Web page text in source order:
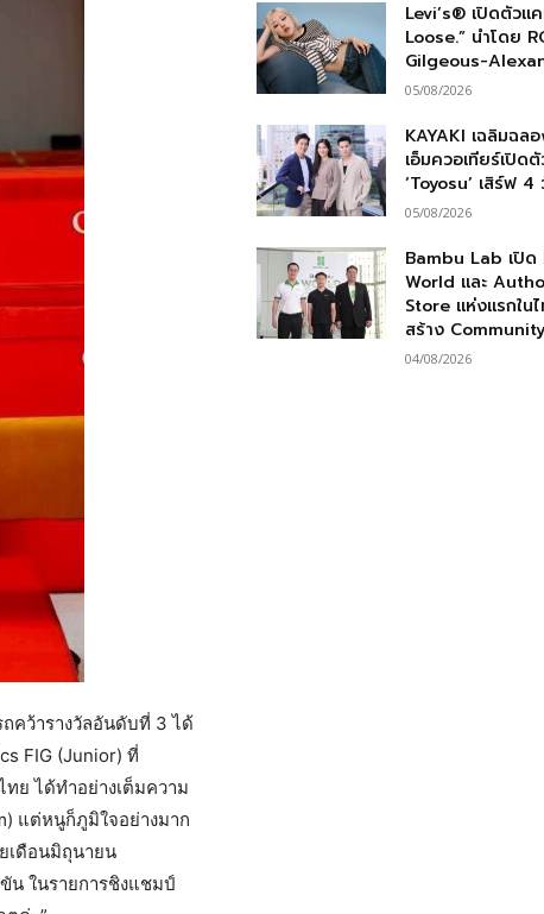
คว้ารางวัลอันดับที่ 3 ได้
FIG (Junior) ที่
ทย ได้ทำอย่างเต็มความ
แต่หนูก็ภูมิใจอย่างมาก
เดือนมิถุนายน
น ในรายการชิงแชมป์
Levi’s® เปิดตัว
Loose.” นำโดย
Gilgeous-
05/08/2026
KAYAKI เฉลิมฉล
เอ็มควอเทียร์เปิดตั
‘Toyosu’ เสิร์ฟ
05/08/2026
Bambu Lab เปิด
World และ
Store แห่งแรกใน
สร้าง
04/08/2026